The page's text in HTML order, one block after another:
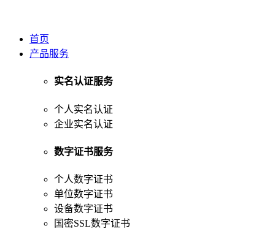
首页
产品服务
实名认证服务
个人实名认证
企业实名认证
数字证书服务
个人数字证书
单位数字证书
设备数字证书
国密SSL数字证书